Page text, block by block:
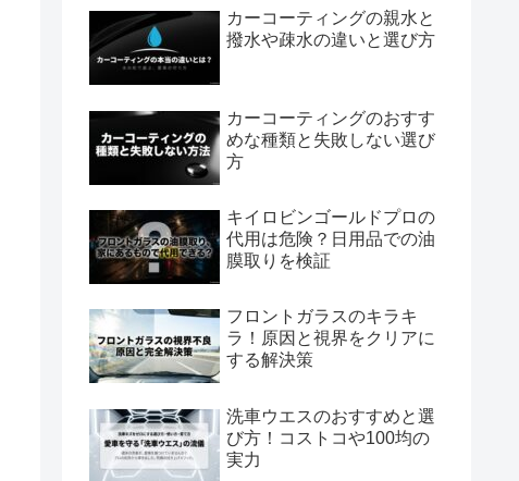
カーコーティングの親水と
撥水や疎水の違いと選び方
カーコーティングのおすす
めな種類と失敗しない選び
方
キイロビンゴールドプロの
代用は危険？日用品での油
膜取りを検証
フロントガラスのキラキ
ラ！原因と視界をクリアに
する解決策
洗車ウエスのおすすめと選
び方！コストコや100均の
実力